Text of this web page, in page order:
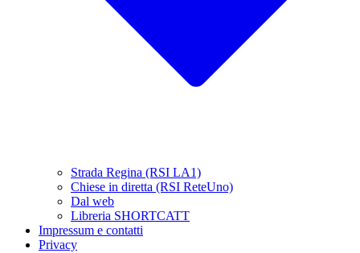
Strada Regina (RSI LA1)
Chiese in diretta (RSI ReteUno)
Dal web
Libreria SHORTCATT
Impressum e contatti
Privacy